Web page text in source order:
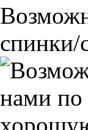
спинки/